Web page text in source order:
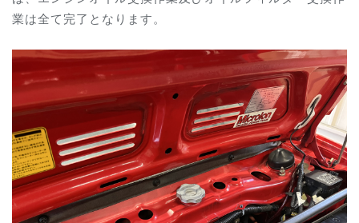
業は全て完了となります。